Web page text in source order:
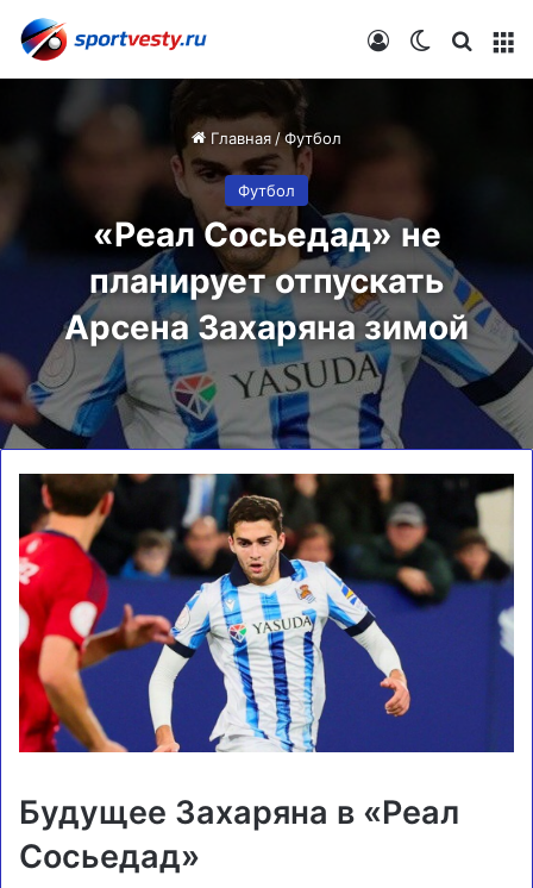
Switch skin
Войти
Главная /Футбол
Футбол
«Реал Сосьедад» не
планирует отпускать
Арсена Захаряна зимой
Будущее Захаряна в «Реал
Сосьедад»